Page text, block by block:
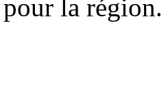
la région.